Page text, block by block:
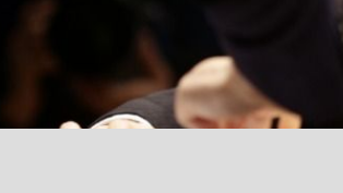
「最悪の空気のまま解散」WBC日本代表“敗戦”